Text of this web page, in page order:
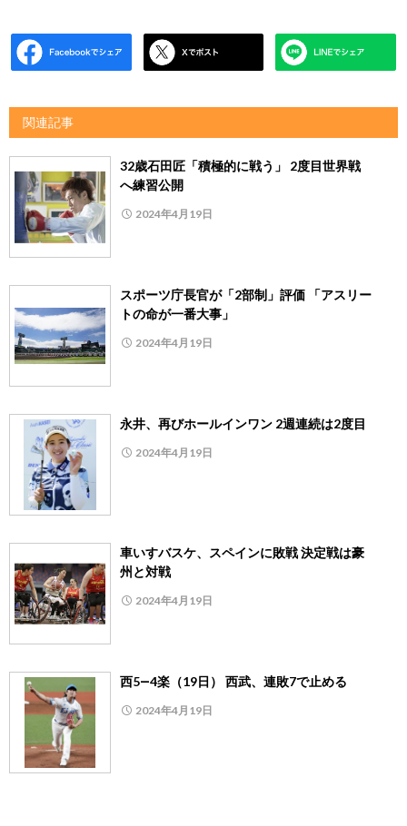
関連記事
32歳石田匠「積極的に戦う」 2度目世界戦
へ練習公開
2024年4月19日
スポーツ庁長官が「2部制」評価 「アスリー
トの命が一番大事」
2024年4月19日
永井、再びホールインワン 2週連続は2度目
2024年4月19日
車いすバスケ、スペインに敗戦 決定戦は豪
州と対戦
2024年4月19日
西5―4楽（19日） 西武、連敗7で止める
2024年4月19日